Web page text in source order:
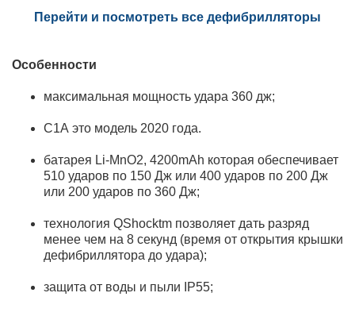
Перейти и посмотреть все дефибрилляторы
Особенности
максимальная мощность удара 360 дж;
C1А это модель 2020 года.
батарея Li-MnO2, 4200mAh которая обеспечивает
510 ударов по 150 Дж или 400 ударов по 200 Дж
или 200 ударов по 360 Дж;
технология QShocktm позволяет дать разряд
менее чем на 8 секунд (время от открытия крышки
дефибриллятора до удара);
защита от воды и пыли IP55;